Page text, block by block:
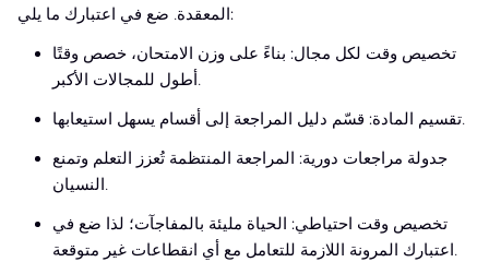
المعقدة. ضع في اعتبارك ما يلي:
تخصيص وقت لكل مجال: بناءً على وزن الامتحان، خصص وقتًا
أطول للمجالات الأكبر.
تقسيم المادة: قسّم دليل المراجعة إلى أقسام يسهل استيعابها.
جدولة مراجعات دورية: المراجعة المنتظمة تُعزز التعلم وتمنع
النسيان.
تخصيص وقت احتياطي: الحياة مليئة بالمفاجآت؛ لذا ضع في
اعتبارك المرونة اللازمة للتعامل مع أي انقطاعات غير متوقعة.